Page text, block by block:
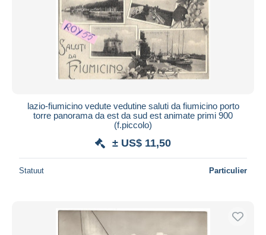
lazio-fiumicino vedute vedutine saluti da fiumicino porto
torre panorama da est da sud est animate primi 900
(f.piccolo)
± US$ 11,50
Statuut Particulier